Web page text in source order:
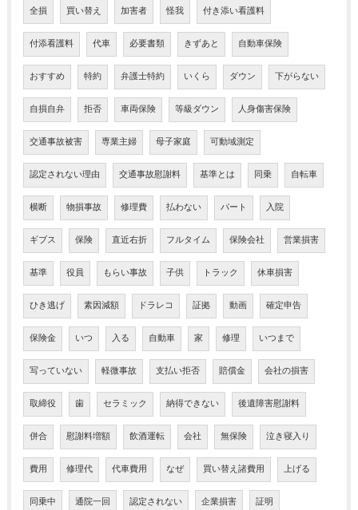
全損 買い替え 加害者 怪我 付き添い看護料
付添看護料 代車 必要書類 きずあと 自動車保険
おすすめ 特約 弁護士特約 いくら ダウン 下がらない
自損自弁 拒否 車両保険 等級ダウン 人身傷害保険
交通事故被害 専業主婦 母子家庭 可動域測定
認定されない理由 交通事故慰謝料 基準とは 同乗 自転車
横断 物損事故 修理費 払わない パート 入院
ギブス 保険 直近右折 フルタイム 保険会社 営業損害
基準 役員 もらい事故 子供 トラック 休車損害
ひき逃げ 素因減額 ドラレコ 証拠 動画 確定申告
保険金 いつ 入る 自動車 家 修理 いつまで
写っていない 軽微事故 支払い拒否 賠償金 会社の損害
取締役 歯 セラミック 納得できない 後遺障害慰謝料
併合 慰謝料増額 飲酒運転 会社 無保険 泣き寝入り
費用 修理代 代車費用 なぜ 買い替え諸費用 上げる
同乗中 通院一回 認定されない 企業損害 証明